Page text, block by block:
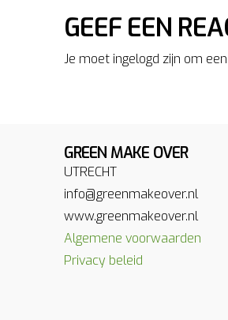
GEEF EEN
Je moet ingelogd zijn om
GREEN MAKE OVER
UTRECHT
info@greenmakeover.nl
www.greenmakeover.nl
Algemene voorwaarden
Privacy beleid